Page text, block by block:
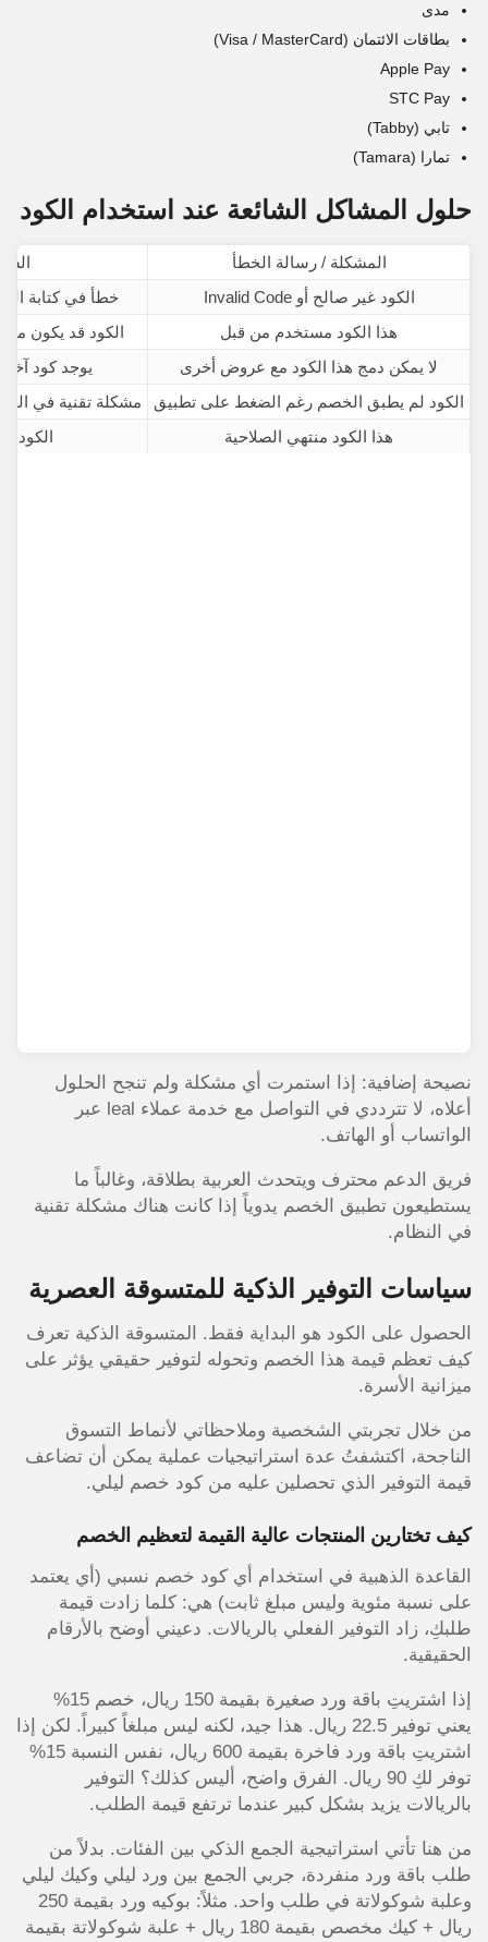
مدى
بطاقات الائتمان (Visa / MasterCard)
Apple Pay
STC Pay
تابي (Tabby)
تمارا (Tamara)
حلول المشاكل الشائعة عند استخدام الكود
المشكلة / رسالة الخطأ
الكود غير صالح أو Invalid Code
خطأ في كتابة
هذا الكود مستخدم من قبل
الكود قد يكون
لا يمكن دمج هذا الكود مع عروض أخرى
يوجد كود
الكود لم يطبق الخصم رغم الضغط على تطبيق
مشكلة تقنية في
هذا الكود منتهي الصلاحية
الكود
نصيحة إضافية: إذا استمرت أي مشكلة ولم تنجح الحلول
أعلاه، لا تترددي في التواصل مع خدمة عملاء leal عبر
الواتساب أو الهاتف.
فريق الدعم محترف ويتحدث العربية بطلاقة، وغالباً ما
يستطيعون تطبيق الخصم يدوياً إذا كانت هناك مشكلة تقنية
في النظام.
سياسات التوفير الذكية للمتسوقة العصرية
الحصول على الكود هو البداية فقط. المتسوقة الذكية تعرف
كيف تعظم قيمة هذا الخصم وتحوله لتوفير حقيقي يؤثر على
ميزانية الأسرة.
من خلال تجربتي الشخصية وملاحظاتي لأنماط التسوق
الناجحة، اكتشفتُ عدة استراتيجيات عملية يمكن أن تضاعف
قيمة التوفير الذي تحصلين عليه من كود خصم ليلي.
كيف تختارين المنتجات عالية القيمة لتعظيم الخصم
القاعدة الذهبية في استخدام أي كود خصم نسبي (أي يعتمد
على نسبة مئوية وليس مبلغ ثابت) هي: كلما زادت قيمة
طلبكِ، زاد التوفير الفعلي بالريالات. دعيني أوضح بالأرقام
الحقيقية.
إذا اشتريتِ باقة ورد صغيرة بقيمة 150 ريال، خصم 15%
يعني توفير 22.5 ريال. هذا جيد، لكنه ليس مبلغاً كبيراً. لكن إذا
اشتريتِ باقة ورد فاخرة بقيمة 600 ريال، نفس النسبة 15%
توفر لكِ 90 ريال. الفرق واضح، أليس كذلك؟ التوفير
بالريالات يزيد بشكل كبير عندما ترتفع قيمة الطلب.
من هنا تأتي استراتيجية الجمع الذكي بين الفئات. بدلاً من
طلب باقة ورد منفردة، جربي الجمع بين ورد ليلي وكيك ليلي
وعلبة شوكولاتة في طلب واحد. مثلاً: بوكيه ورد بقيمة 250
ريال + كيك مخصص بقيمة 180 ريال + علبة شوكولاتة بقيمة